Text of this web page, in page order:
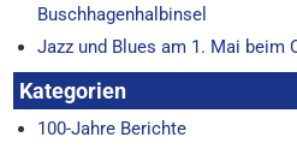
Buschhagenhalbinsel
Jazz und Blues am 1. Mai beim
Kategorien
100-Jahre Berichte